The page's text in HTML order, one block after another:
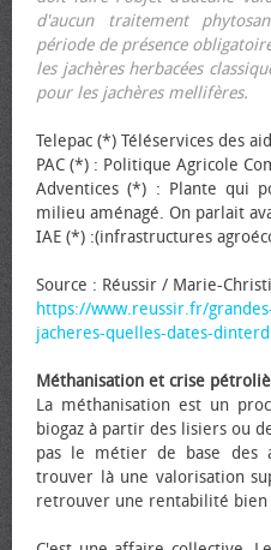
d'aucun traitement
période de présence
les jachères herbacées
pour les jachères mellifères.
Telepac (*) Téléservices des
PAC (*) : Politique Agricole
Adventices (*) : Plante qui
milieu aménagé. On parlait
IAE (*) :(infrastructures
Source : Réussir / Marie-
https://www.reussir.fr/
jacheres-quelles-dates-
Méthanisation et crise
La méthanisation est un
biogaz à partir des lisiers ou
pas le métier de base des
trouver là une valorisation
retrouver une rentabilité bien